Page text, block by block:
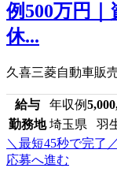
例500万円
休...
久喜三菱自動車販
給与 年収例
勤務地 埼玉県 羽
＼最短45秒で完了／
応募へ進む